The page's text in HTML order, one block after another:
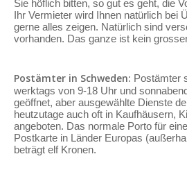
Sie höflich bitten, so gut es geht, die
Ihr Vermieter wird Ihnen natürlich bei
gerne alles zeigen. Natürlich sind
vorhanden. Das ganze ist kein
Postämter in Schweden: Postämter
werktags von 9-18 Uhr und
geöffnet, aber ausgewählte Dienste
heutzutage auch oft in Kaufhäusern,
angeboten. Das normale Porto für
Postkarte in Länder Europas
beträgt elf Kronen.